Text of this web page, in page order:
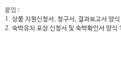
붙임 :
1. 상품 지원신청서, 청구서, 결과보고서 양
2. 숙박유치 포상 신청서 및 숙박확인서 양식